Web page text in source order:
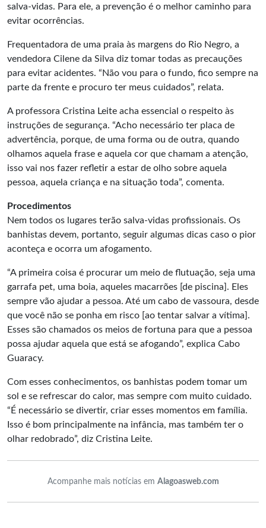
salva-vidas. Para ele, a prevenção é o melhor caminho para
evitar ocorrências.
Frequentadora de uma praia às margens do Rio Negro, a
vendedora Cilene da Silva diz tomar todas as precauções
para evitar acidentes. “Não vou para o fundo, fico sempre na
parte da frente e procuro ter meus cuidados”, relata.
A professora Cristina Leite acha essencial o respeito às
instruções de segurança. “Acho necessário ter placa de
advertência, porque, de uma forma ou de outra, quando
olhamos aquela frase e aquela cor que chamam a atenção,
isso vai nos fazer refletir a estar de olho sobre aquela
pessoa, aquela criança e na situação toda”, comenta.
Procedimentos
Nem todos os lugares terão salva-vidas profissionais. Os
banhistas devem, portanto, seguir algumas dicas caso o pior
aconteça e ocorra um afogamento.
“A primeira coisa é procurar um meio de flutuação, seja uma
garrafa pet, uma boia, aqueles macarrões [de piscina]. Eles
sempre vão ajudar a pessoa. Até um cabo de vassoura, desde
que você não se ponha em risco [ao tentar salvar a vítima].
Esses são chamados os meios de fortuna para que a pessoa
possa ajudar aquela que está se afogando”, explica Cabo
Guaracy.
Com esses conhecimentos, os banhistas podem tomar um
sol e se refrescar do calor, mas sempre com muito cuidado.
“É necessário se divertir, criar esses momentos em família.
Isso é bom principalmente na infância, mas também ter o
olhar redobrado”, diz Cristina Leite.
Acompanhe mais notícias em Alagoasweb.com